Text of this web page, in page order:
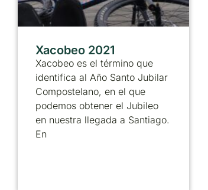
Xacobeo 2021
Xacobeo es el término que
identifica al Año Santo Jubilar
Compostelano, en el que
podemos obtener el Jubileo
en nuestra llegada a Santiago.
En